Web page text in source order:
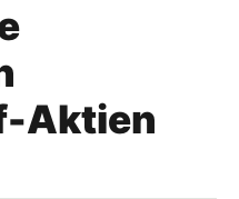
Aktien